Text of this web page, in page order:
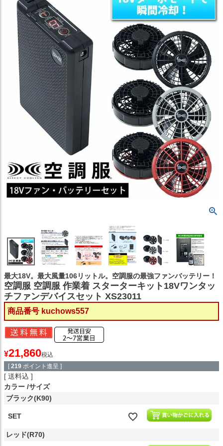
最大18V。最大風量106リットル。空調服の最強ファンバッテリー！
空調服 空調服 作業着 スターターキット18Vワンタッ
チファンデバイスセット XS23011
商品番号 kuchows557
¥21,860税込
[ 219 ポイント進呈 ]
送料込
カラー サイズ
ブラック(K90)
SET
レッド(R70)